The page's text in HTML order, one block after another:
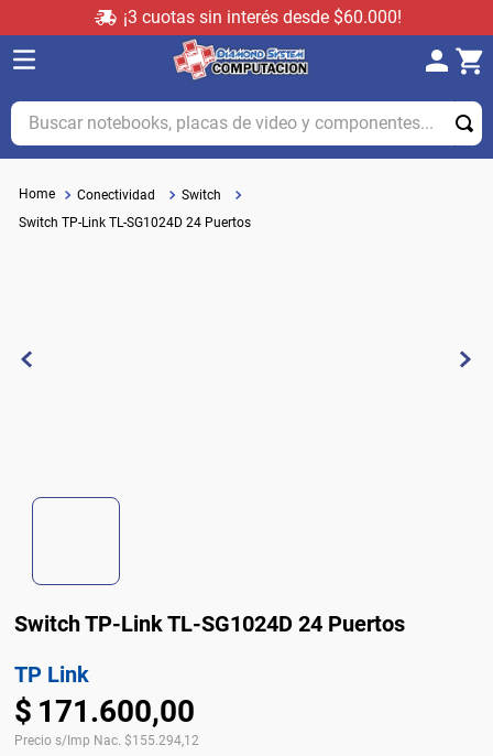
¡3 cuotas sin interés desde $60.000!
Buscar notebooks, placas de video y componentes...
Conectividad
Switch
Switch TP-Link TL-SG1024D 24 Puertos
Switch TP-Link TL-SG1024D 24 Puertos
TP Link
$ 171.600,00
Precio s/Imp Nac. $155.294,12